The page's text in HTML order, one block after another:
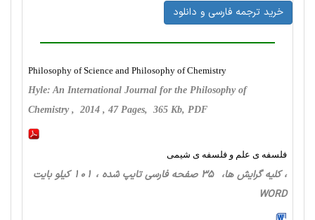
خرید ترجمه فارسی و دانلود
Philosophy of Science and Philosophy of Chemistry
Hyle: An International Journal for the Philosophy of
Chemistry , 2014 , 47 Pages, 365 Kb, PDF
فلسفه ی علم و فلسفه ی شیمی
، کلیه گرایش ها، 35 صفحه فارسی تایپ شده ، 101 کیلو بایت
WORD